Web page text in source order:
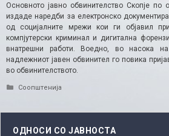
Основното јавно обвинителство Скопје
издаде наредби за електронско
од социјалните мрежи кои ги објавил
компјутерски криминал и дигитална
внатрешни работи. Воедно, во насока
надлежниот јавен обвинител го повика
во обвинителството.
Categories
Соопштенија
ОДНОСИ СО ЈАВНОСТА